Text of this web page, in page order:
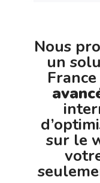
Nous
un
sur le